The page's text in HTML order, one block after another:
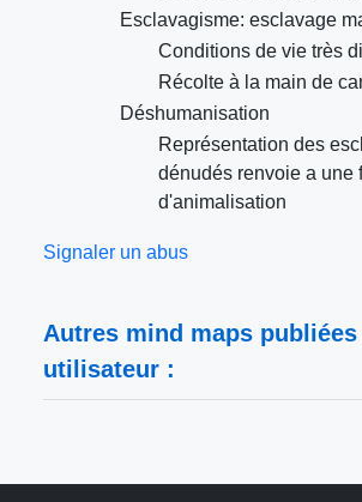
Esclavagisme: esclavage
Conditions de vie très
Récolte à la main de
Déshumanisation
Représentation des
dénudés renvoie a une
d'animalisation
Signaler un abus
Autres mind maps
utilisateur :